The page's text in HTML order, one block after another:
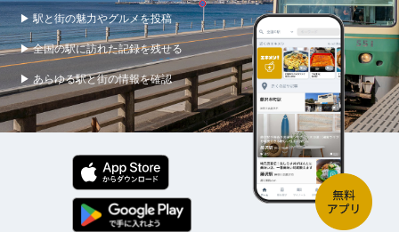
▶ 駅と街の魅力やグルメを投稿
▶ 全国の駅に訪れた記録を残せる
▶ あらゆる駅と街の情報を確認